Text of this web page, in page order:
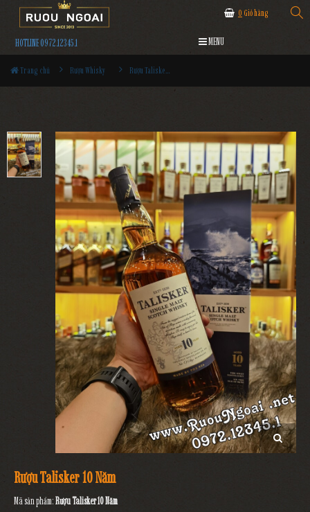
0 Giỏ hàng
HOTLINE 0972.12345.1 MENU
Trang chủ Rượu Whisky Rượu Talisker 10 Năm
Rượu Talisker 10 Năm
Mã sản phẩm:Rượu Talisker 10 Năm